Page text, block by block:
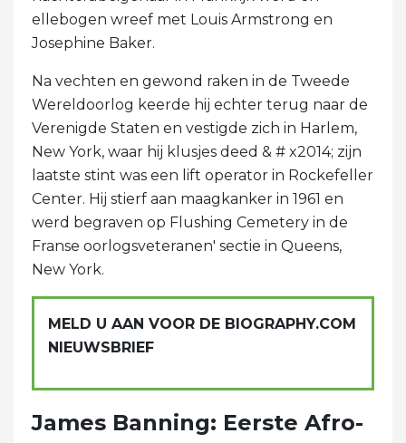
ellebogen wreef met Louis Armstrong en
Josephine Baker.
Na vechten en gewond raken in de Tweede
Wereldoorlog keerde hij echter terug naar de
Verenigde Staten en vestigde zich in Harlem,
New York, waar hij klusjes deed & # x2014; zijn
laatste stint was een lift operator in Rockefeller
Center. Hij stierf aan maagkanker in 1961 en
werd begraven op Flushing Cemetery in de
Franse oorlogsveteranen' sectie in Queens,
New York.
MELD U AAN VOOR DE BIOGRAPHY.COM
NIEUWSBRIEF
James Banning: Eerste Afro-